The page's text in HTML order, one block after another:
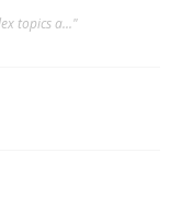
topics a..."